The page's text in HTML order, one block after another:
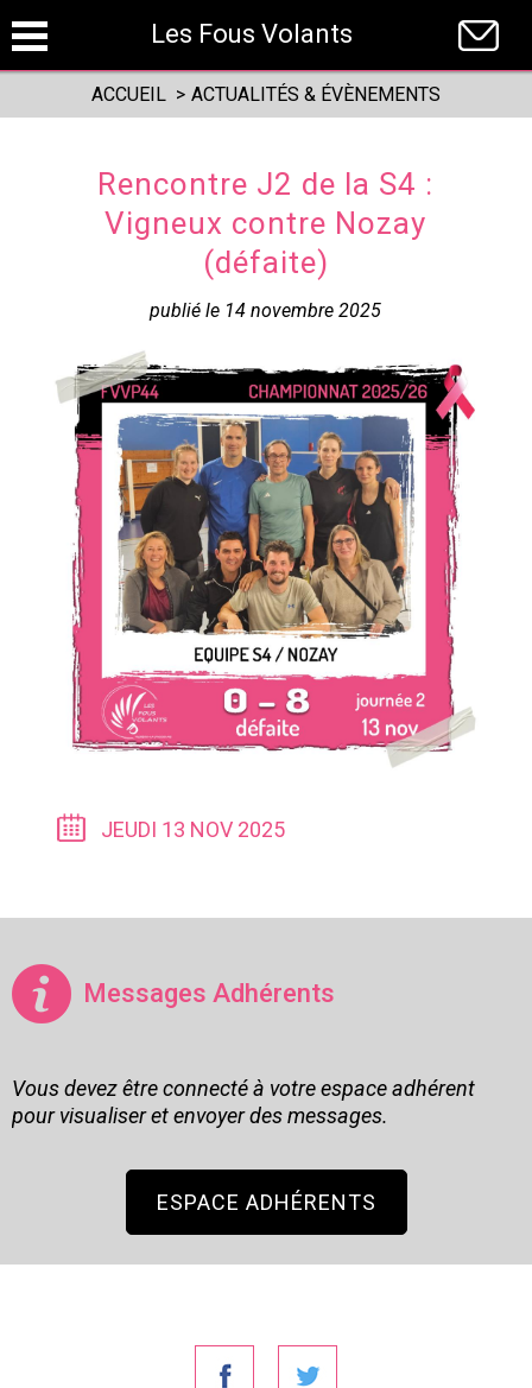
Les Fous Volants
ACCUEIL > ACTUALITÉS & ÉVÈNEMENTS
Rencontre J2 de la S4 :
Vigneux contre Nozay
(défaite)
publié le 14 novembre 2025
JEUDI 13 NOV 2025
Messages Adhérents
Vous devez être connecté à votre espace adhérent
pour visualiser et envoyer des messages.
ESPACE ADHÉRENTS